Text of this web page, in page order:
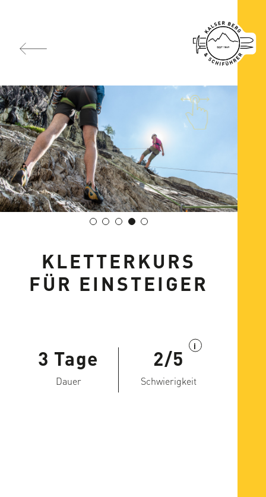
KLETTERKURS
FÜR EINSTEIGER
3 Tage
Dauer
2/5
i
Schwierigkeit